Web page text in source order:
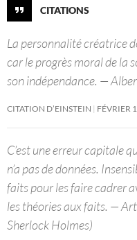
CITATIONS
La personnalité créatrice
car le progrès moral de la
son indépendance. —
CITATION D’EINSTEIN FÉVRIER
C’est une erreur capitale
n’a pas de données.
faits pour les faire cadrer
les théories aux faits. —
Sherlock Holmes)